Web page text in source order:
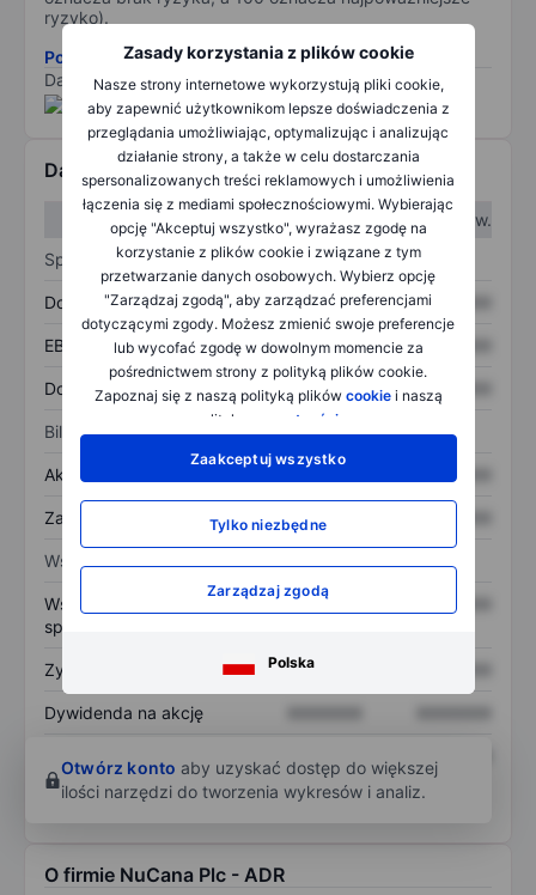
Zasady korzystania z plików cookie
Nasze strony internetowe wykorzystują pliki cookie,
aby zapewnić użytkownikom lepsze doświadczenia z
przeglądania umożliwiając, optymalizując i analizując
działanie strony, a także w celu dostarczania
spersonalizowanych treści reklamowych i umożliwienia
łączenia się z mediami społecznościowymi. Wybierając
opcję "Akceptuj wszystko", wyrażasz zgodę na
korzystanie z plików cookie i związane z tym
przetwarzanie danych osobowych. Wybierz opcję
"Zarządzaj zgodą", aby zarządzać preferencjami
dotyczącymi zgody. Możesz zmienić swoje preferencje
lub wycofać zgodę w dowolnym momencie za
pośrednictwem strony z polityką plików cookie.
Zapoznaj się z naszą polityką plików cookiei naszą
polityką
prywatności
Zaakceptuj wszystko
Tylko niezbędne
Zarządzaj zgodą
Polska
ryzyko).
Pobierz metodologię ryzyka ESG.
Dane dostarczone przez
/
Dane finansowe
W I kw.
W II kw.
Sprawozdanie z zysków
Dochód XXXXXXX XXXXXXX
EBITDA XXXXXXX XXXXXXX
Dochód netto XXXXXXX XXXXXXX
Bilans
Aktywa ogółem XXXXXXX XXXXXXX
Zadłużenie ogółem XXXXXXX
Wskaźniki
Współczynnik cena do
sprzedaży
XXXXXXX
Zysk na akcję XXXXXXX
Dywidenda na akcję
własnego
Otwórz konto aby uzyskać dostęp do większej
ilości narzędzi do tworzenia wykresów i analiz.
O firmie NuCana Plc - ADR